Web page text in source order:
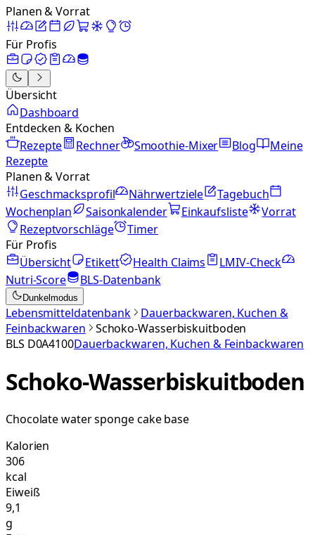
Planen & Vorrat
Für Profis
Übersicht
Dashboard
Entdecken & Kochen
Rezepte
Rechner Smoothie-Mixer Blog
Meine
Rezepte
Planen & Vorrat
Geschmacksprofil
Nährwertziele
Tagebuch
Wochenplan
Saisonkalender Einkaufsliste
Vorrat
Rezeptvorschläge
Timer
Für Profis
Übersicht
Etikett Health Claims
LMIV-Check
Nutri-Score
BLS-Datenbank
Dunkelmodus
Lebensmitteldatenbank
Dauerbackwaren, Kuchen &
Feinbackwaren
Schoko-Wasserbiskuitboden
BLS D0A4100Dauerbackwaren, Kuchen & Feinbackwaren
Schoko-Wasserbiskuitboden
Chocolate water sponge cake base
Kalorien
306
kcal
Eiweiß
9,1
g